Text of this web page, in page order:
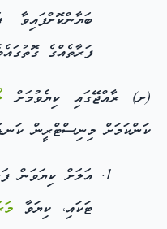
ފަރާތެއްގެ
(ށ) ރާއްޖޭގައި ކިޔެވުމަށް
ކަންކަމަށް މިނިސްޓްރީން
އަލަށް ކިޔަވަން
ޓަކައި، ކިޔަވާ